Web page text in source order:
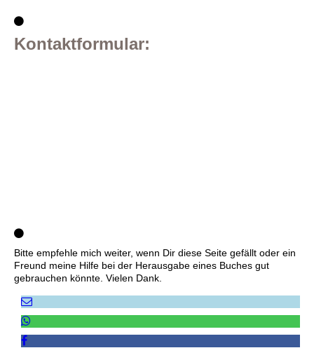
Kontaktformular:
Bitte empfehle mich weiter, wenn Dir diese Seite gefällt oder ein
Freund meine Hilfe bei der Herausgabe eines Buches gut
gebrauchen könnte. Vielen Dank.